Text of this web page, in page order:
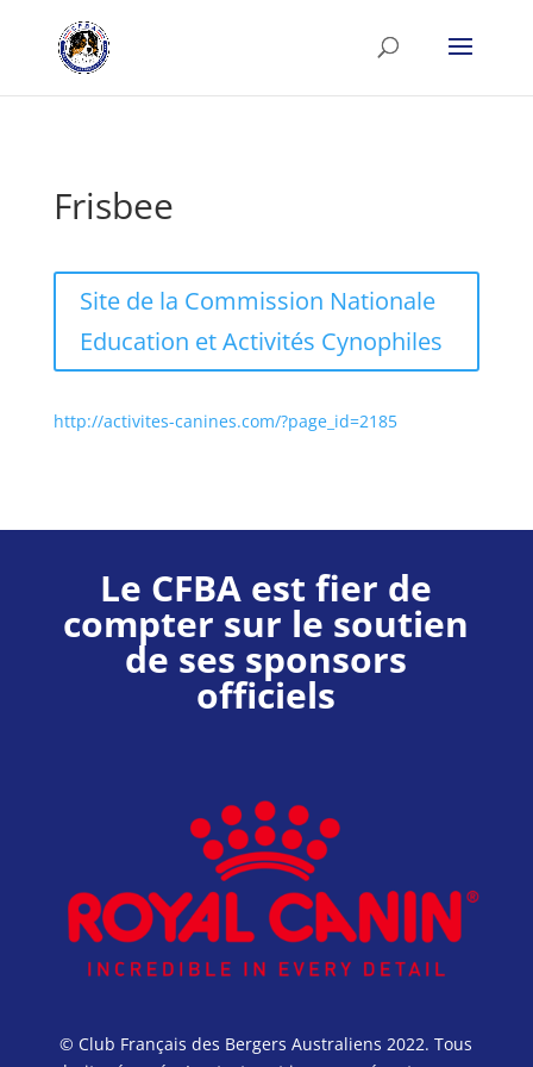
Frisbee
Site de la Commission Nationale
Education et Activités Cynophiles
http://activites-canines.com/?page_id=2185
Le CFBA est fier de
compter sur le soutien
de ses sponsors
officiels
© Club Français des Bergers Australiens 2022. Tous